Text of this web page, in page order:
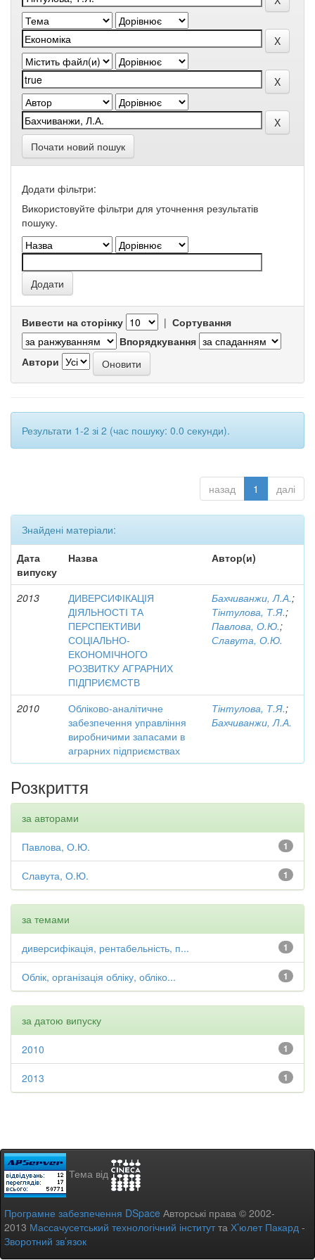
Почати новий пошук
Додати фільтри:
Використовуйте фільтри для уточнення результатів
пошуку.
Вивести на сторінку | Сортування
Впорядкування
Автори
Результати 1-2 зі 2 (час пошуку: 0.0 секунди).
назад 1 далі
Знайдені матеріали:
Дата
випуску
Назва Автор(и)
2013
ДИВЕРСИФІКАЦІЯ
ДІЯЛЬНОСТІ ТА
ПЕРСПЕКТИВИ
СОЦІАЛЬНО-
ЕКОНОМІЧНОГО
РОЗВИТКУ АГРАРНИХ
ПІДПРИЄМСТВ
Бахчиванжи, Л.А.;
Тінтулова, Т.Я.;
Павлова, О.Ю.;
Славута, О.Ю.
2010
Обліково-аналітичне
забезпечення управління
виробничими запасами в
аграрних підприємствах
Тінтулова, Т.Я.;
Бахчиванжи, Л.А.
Розкриття
за авторами
1
Павлова, О.Ю.
1
Славута, О.Ю.
за темами
1
диверсифікація, рентабельність, п...
1
Облік, організація обліку, обліко...
за датою випуску
1
2010
1
2013
Тема від
Програмне забезпечення DSpace Авторські права © 2002-
2013 Массачусетський технологічний інститутта Х’юлет Пакард -
Зворотний зв’язок